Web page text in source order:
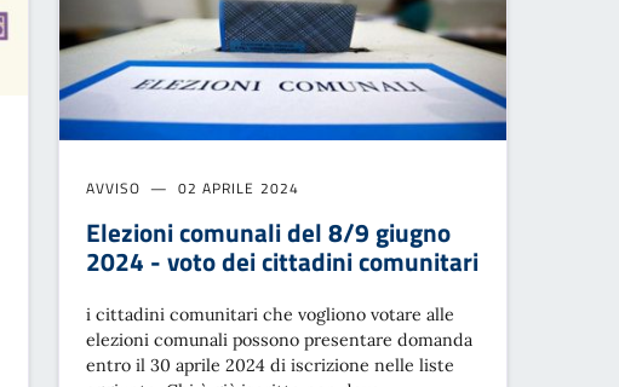
AVVISO 02 APRILE 2024
Elezioni comunali del 8/9 giugno
2024 - voto dei cittadini comunitari
i cittadini comunitari che vogliono votare alle
elezioni comunali possono presentare domanda
entro il 30 aprile 2024 di iscrizione nelle liste